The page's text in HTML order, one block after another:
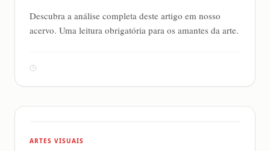
Descubra a análise completa deste artigo em nosso
acervo. Uma leitura obrigatória para os amantes da arte.
ARTES VISUAIS